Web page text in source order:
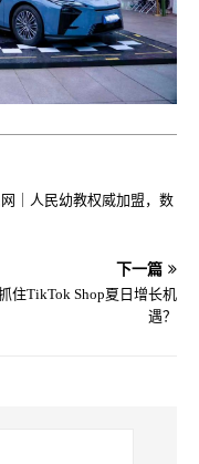
｜人民幼教权威加盟，数
下一篇
住TikTok Shop夏日增长机
遇？